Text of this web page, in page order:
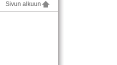
Sivun alkuun